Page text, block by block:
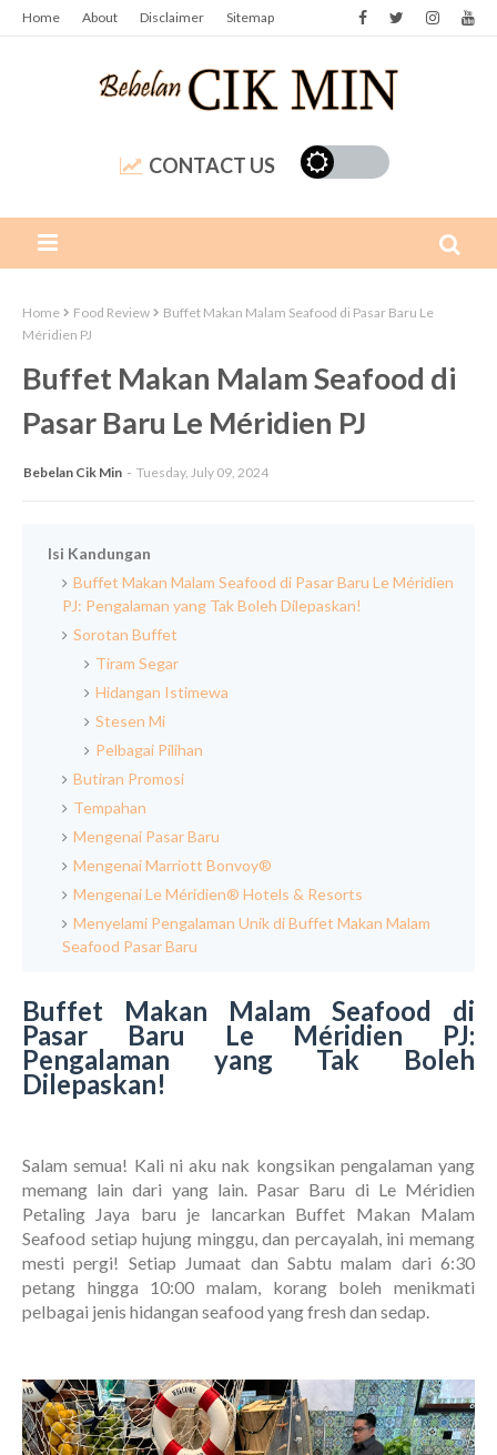
Home About Disclaimer Sitemap
CONTACT US
Home Food Review
Buffet Makan Malam Seafood di Pasar Baru Le
Méridien PJ
Buffet Makan Malam Seafood di
Pasar Baru Le Méridien PJ
Bebelan Cik Min Tuesday, July 09, 2024
Isi Kandungan
Buffet Makan Malam Seafood di Pasar Baru Le Méridien
PJ: Pengalaman yang Tak Boleh Dilepaskan!
Sorotan Buffet
Tiram Segar
Hidangan Istimewa
Stesen Mi
Pelbagai Pilihan
Butiran Promosi
Tempahan
Mengenai Pasar Baru
Mengenai Marriott Bonvoy®
Mengenai Le Méridien® Hotels & Resorts
Menyelami Pengalaman Unik di Buffet Makan Malam
Seafood Pasar Baru
Buffet Makan Malam Seafood di
Pasar Baru Le Méridien PJ:
Pengalaman yang Tak Boleh
Dilepaskan!
Salam semua! Kali ni aku nak kongsikan pengalaman yang
memang lain dari yang lain. Pasar Baru di Le Méridien
Petaling Jaya baru je lancarkan Buffet Makan Malam
Seafood setiap hujung minggu, dan percayalah, ini memang
mesti pergi! Setiap Jumaat dan Sabtu malam dari 6:30
petang hingga 10:00 malam, korang boleh menikmati
pelbagai jenis hidangan seafood yang fresh dan sedap.